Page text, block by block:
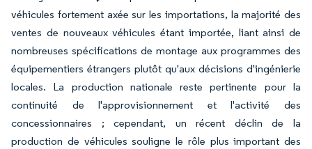
véhicules fortement axée sur les importations, la majorité des
ventes de nouveaux véhicules étant importée, liant ainsi de
nombreuses spécifications de montage aux programmes des
équipementiers étrangers plutôt qu'aux décisions d'ingénierie
locales. La production nationale reste pertinente pour la
continuité de l'approvisionnement et l'activité des
concessionnaires ; cependant, un récent déclin de la
production de véhicules souligne le rôle plus important des